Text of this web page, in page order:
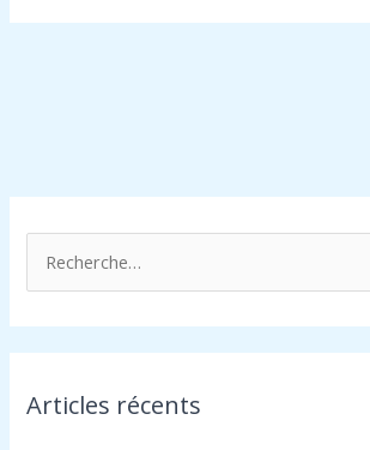
e
c
e
Articles récents